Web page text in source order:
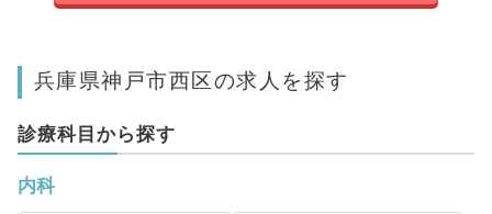
兵庫県神戸市西区の求人を探す
診療科目から探す
内科